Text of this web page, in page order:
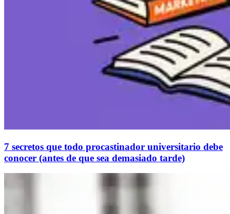
7 secretos que todo procastinador universitario debe
conocer (antes de que sea demasiado tarde)